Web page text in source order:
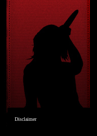
Disclaimer